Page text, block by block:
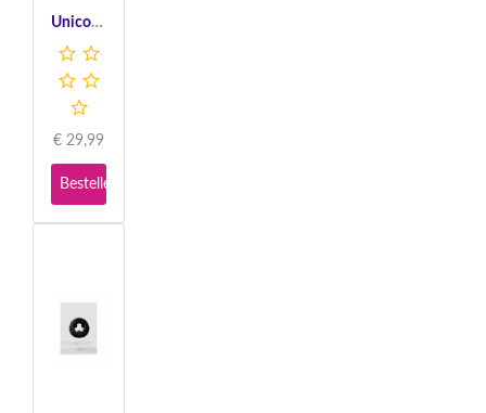
Unicorn Tail & Buttplug LED - Black
€ 29,99
Bestellen